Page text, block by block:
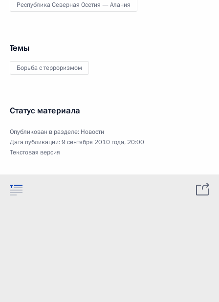
Республика Северная Осетия — Алания
Темы
Борьба с терроризмом
Статус материала
Опубликован в разделе: Новости
Дата публикации:9 сентября 2010 года, 20:00
Текстовая версия